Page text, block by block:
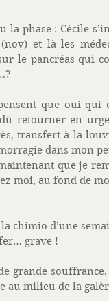
la phase : Cécile
et là les
le pancréas qui
que oui qui
retourner en
transfert à la
dans mon
que je
moi, au fond de
chimio d’une
grave !
grande
au milieu de la